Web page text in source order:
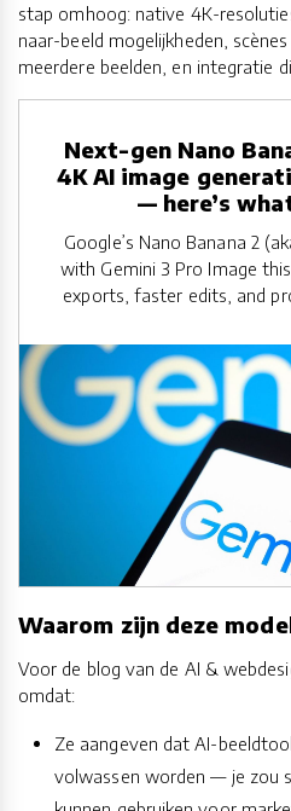
stap omhoog: native 4K-
naar-beeld mogelijkheden,
meerdere beelden, en integratie
Next-gen Nano
4K AI image
— here’s
Google’s Nano Banana 2
with Gemini 3 Pro Image
exports, faster edits, and
Waarom zijn deze
Voor de blog van de AI &
omdat:
Ze aangeven dat AI-
volwassen worden — je zou